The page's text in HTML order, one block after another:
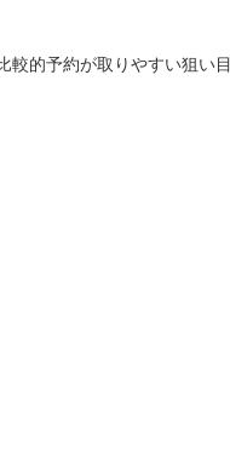
較的予約が取りやすい狙い